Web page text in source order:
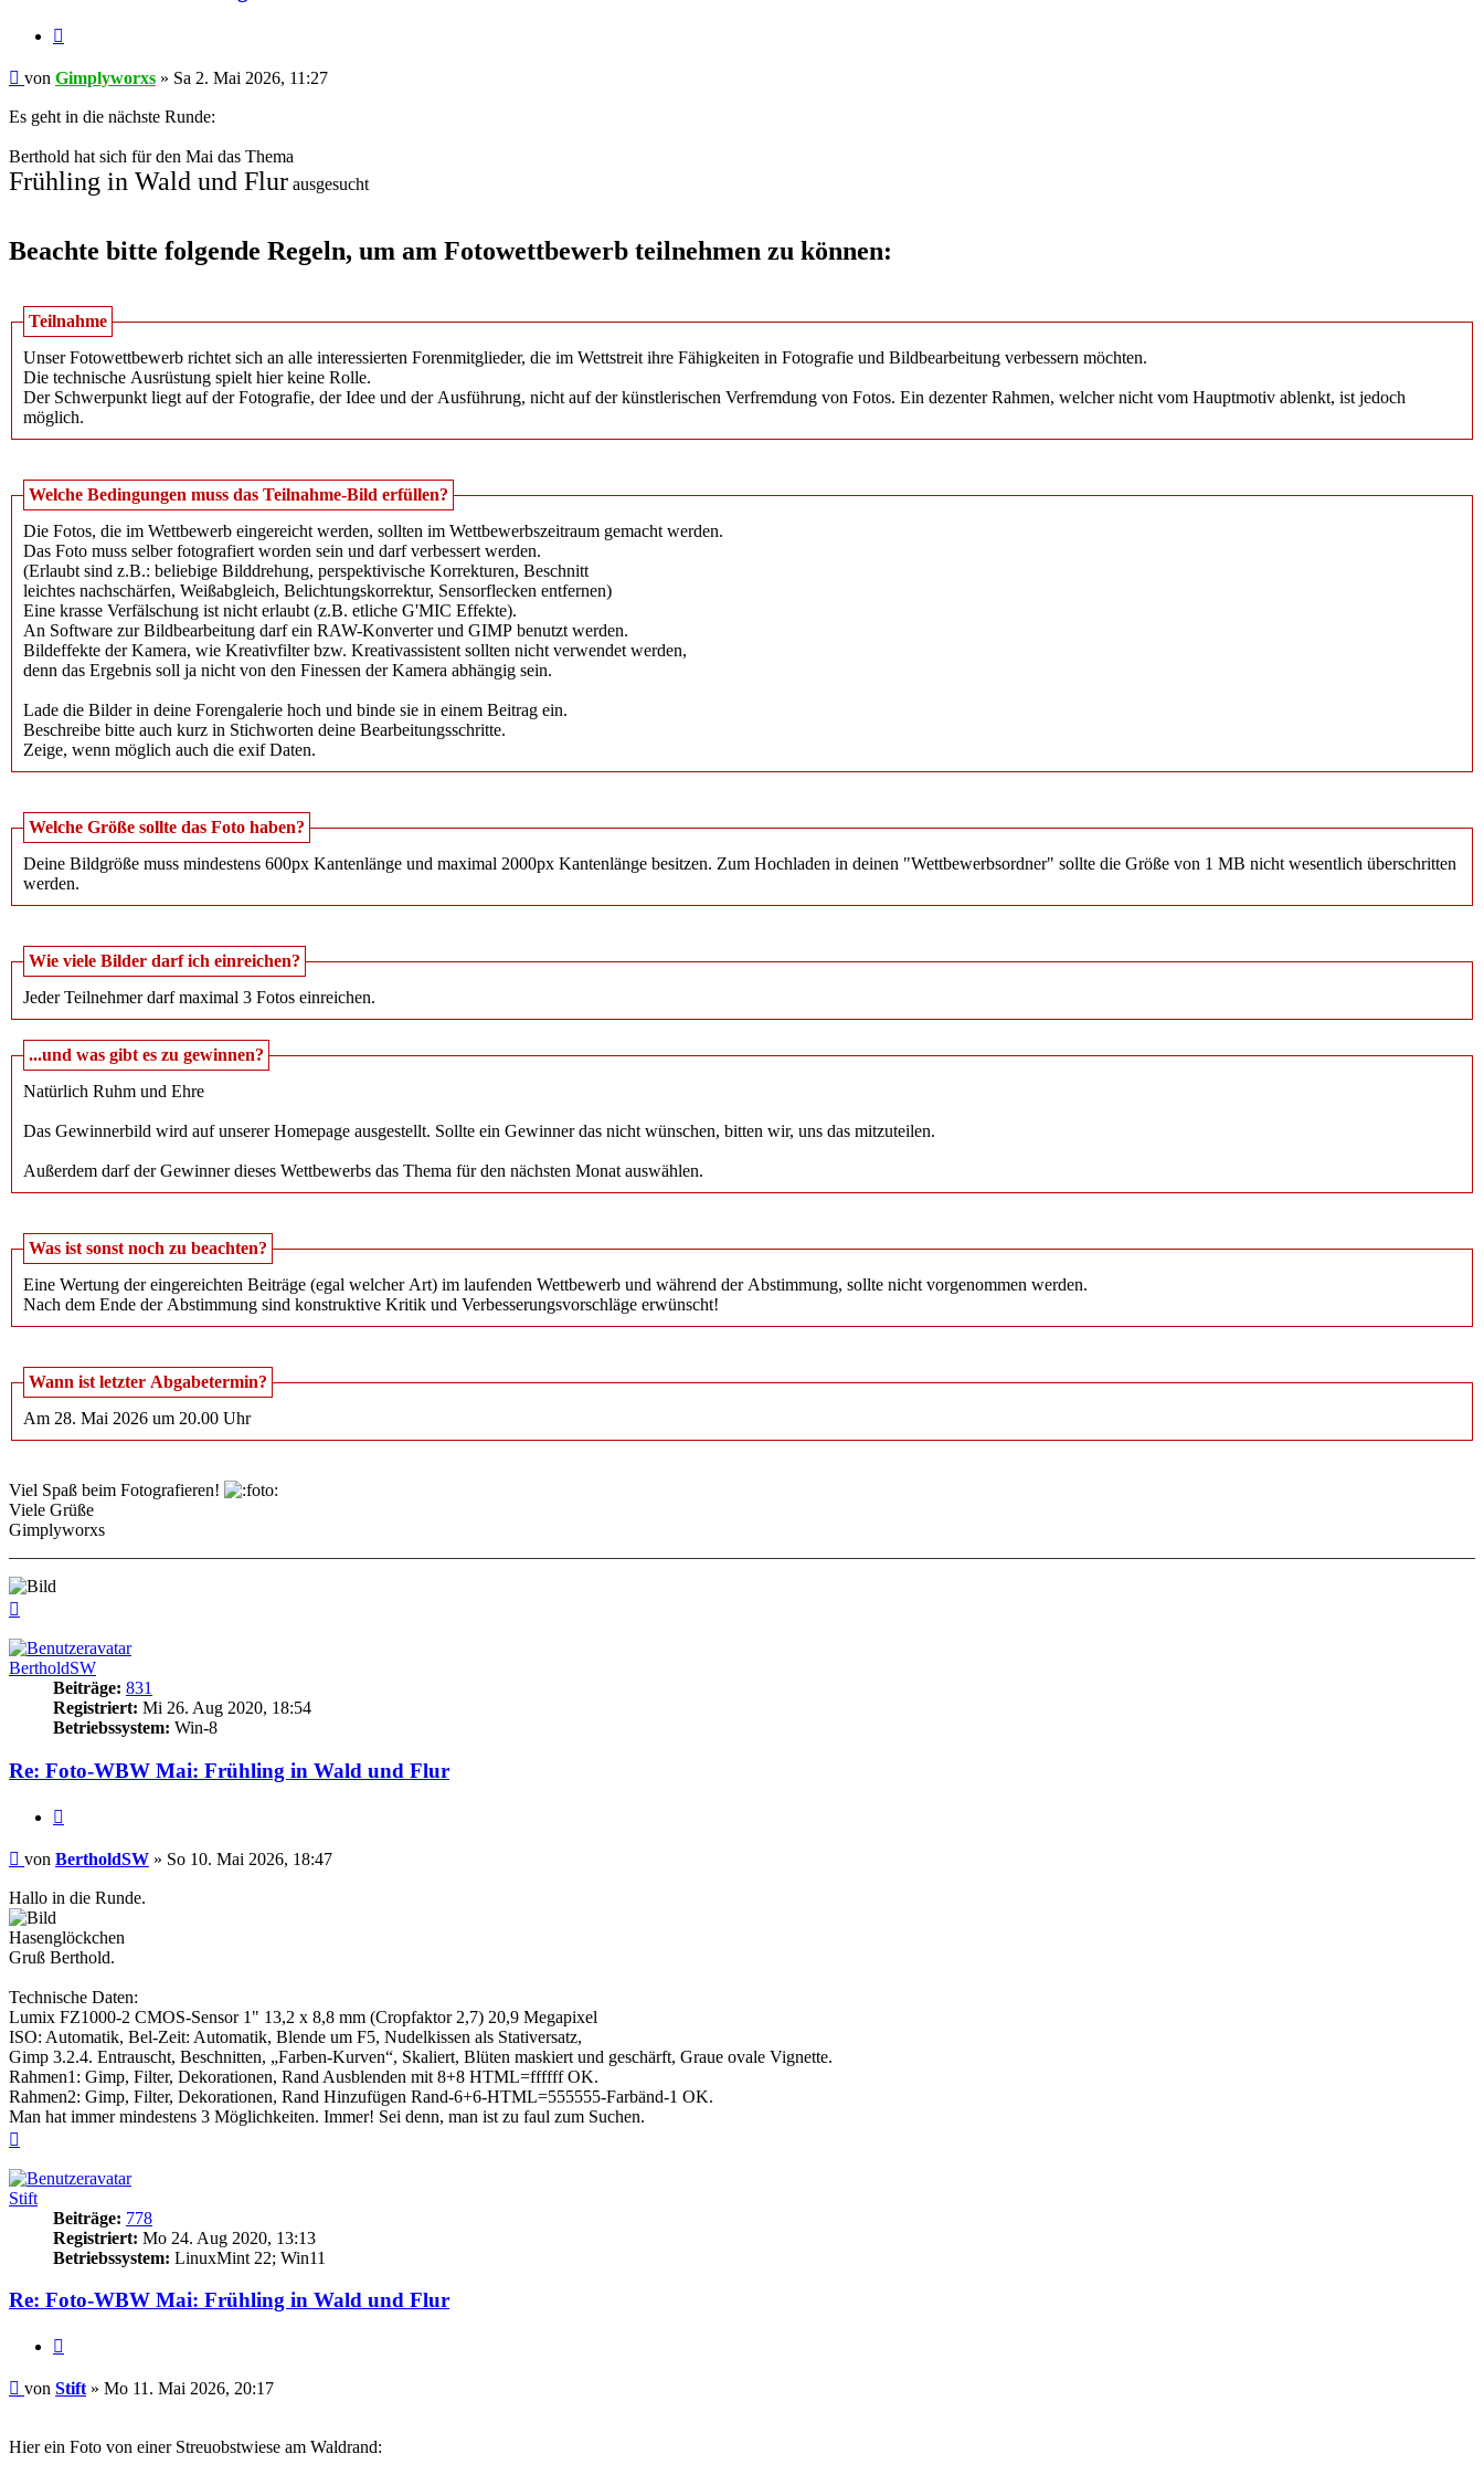
Beitrag
von Gimplyworxs » Sa 2. Mai 2026, 11:27
Es geht in die nächste Runde:
Berthold hat sich für den Mai das Thema
Frühling in Wald und Flur ausgesucht
Beachte bitte folgende Regeln, um am Fotowettbewerb teilnehmen zu können:
Teilnahme
Unser Fotowettbewerb richtet sich an alle interessierten Forenmitglieder, die im Wettstreit ihre Fähigkeiten in Fotografie und Bildbearbeitung verbessern möchten.
Die technische Ausrüstung spielt hier keine Rolle.
Der Schwerpunkt liegt auf der Fotografie, der Idee und der Ausführung, nicht auf der künstlerischen Verfremdung von Fotos. Ein dezenter Rahmen, welcher nicht vom Hauptmotiv ablenkt, ist jedoch
möglich.
Welche Bedingungen muss das Teilnahme-Bild erfüllen?
Die Fotos, die im Wettbewerb eingereicht werden, sollten im Wettbewerbszeitraum gemacht werden.
Das Foto muss selber fotografiert worden sein und darf verbessert werden.
(Erlaubt sind z.B.: beliebige Bilddrehung​, perspektivische Korrekturen​, Beschnitt
leichtes nachschärfen, Weißabgleich​, Belichtungskorrektur​, Sensorflecken entfernen​)
Eine krasse Verfälschung ist nicht erlaubt (z.B. etliche G'MIC Effekte).
An Software zur Bildbearbeitung darf ein RAW-Konverter und GIMP benutzt werden.
Bildeffekte der Kamera, wie Kreativfilter bzw. Kreativassistent sollten nicht verwendet werden,
denn das Ergebnis soll ja nicht von den Finessen der Kamera abhängig sein.
Lade die Bilder in deine Forengalerie hoch und binde sie in einem Beitrag ein.
Beschreibe bitte auch kurz in Stichworten deine Bearbeitungsschritte.
Zeige, wenn möglich auch die exif Daten.
Welche Größe sollte das Foto haben?
Deine Bildgröße muss mindestens 600px Kantenlänge und maximal 2000px Kantenlänge besitzen. Zum Hochladen in deinen "Wettbewerbsordner" sollte die Größe von 1 MB nicht wesentlich überschritten
werden.
Wie viele Bilder darf ich einreichen?
Jeder Teilnehmer darf maximal 3 Fotos einreichen.
...und was gibt es zu gewinnen?
Natürlich Ruhm und Ehre
Das Gewinnerbild wird auf unserer Homepage ausgestellt. Sollte ein Gewinner das nicht wünschen, bitten wir, uns das mitzuteilen.
Außerdem darf der Gewinner dieses Wettbewerbs das Thema für den nächsten Monat auswählen.
Was ist sonst noch zu beachten?
Eine Wertung der eingereichten Beiträge (egal welcher Art) im laufenden Wettbewerb und während der Abstimmung, sollte nicht vorgenommen werden.
Nach dem Ende der Abstimmung sind konstruktive Kritik und Verbesserungsvorschläge erwünscht!
Wann ist letzter Abgabetermin?
Am 28. Mai 2026 um 20.00 Uhr
Viel Spaß beim Fotografieren!
Viele Grüße
Gimplyworxs
BertholdSW
Beiträge: 831
Registriert: Mi 26. Aug 2020, 18:54
Betriebssystem: Win-8
Re: Foto-WBW Mai: Frühling in Wald und Flur
Beitrag
von BertholdSW » So 10. Mai 2026, 18:47
Hallo in die Runde.
Hasenglöckchen
Gruß Berthold.
Technische Daten:
Lumix FZ1000-2 CMOS-Sensor 1" 13,2 x 8,8 mm (Cropfaktor 2,7) 20,9 Megapixel
ISO: Automatik, Bel-Zeit: Automatik, Blende um F5, Nudelkissen als Stativersatz,
Gimp 3.2.4. Entrauscht, Beschnitten, „Farben-Kurven“, Skaliert, Blüten maskiert und geschärft, Graue ovale Vignette.
Rahmen1: Gimp, Filter, Dekorationen, Rand Ausblenden mit 8+8 HTML=ffffff OK.
Rahmen2: Gimp, Filter, Dekorationen, Rand Hinzufügen Rand-6+6-HTML=555555-Farbänd-1 OK.
Man hat immer mindestens 3 Möglichkeiten. Immer! Sei denn, man ist zu faul zum Suchen.
Stift
Beiträge: 778
Registriert: Mo 24. Aug 2020, 13:13
Betriebssystem: LinuxMint 22; Win11
Re: Foto-WBW Mai: Frühling in Wald und Flur
Beitrag
von Stift » Mo 11. Mai 2026, 20:17
Hier ein Foto von einer Streuobstwiese am Waldrand: